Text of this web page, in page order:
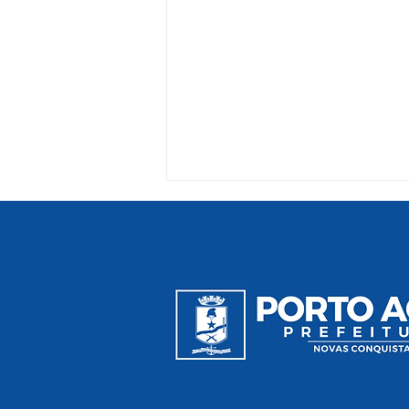
Prefeitura Itinerante leva